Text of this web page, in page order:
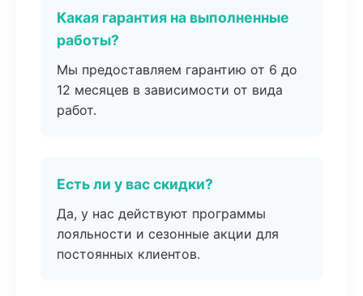
Какая гарантия на выполненные
работы?
Мы предоставляем гарантию от 6 до
12 месяцев в зависимости от вида
работ.
Есть ли у вас скидки?
Да, у нас действуют программы
лояльности и сезонные акции для
постоянных клиентов.